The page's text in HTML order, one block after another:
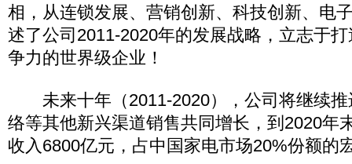
相，从连锁发展、营销创新、科技创新、电
述了公司2011-2020年的发展战略，立志于
争力的世界级企业！
未来十年（2011-2020），公司将继续推
络等其他新兴渠道销售共同增长，到2020年
收入6800亿元，占中国家电市场20%份额的